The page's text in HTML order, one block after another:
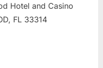
Hotel and Casino
FL 33314